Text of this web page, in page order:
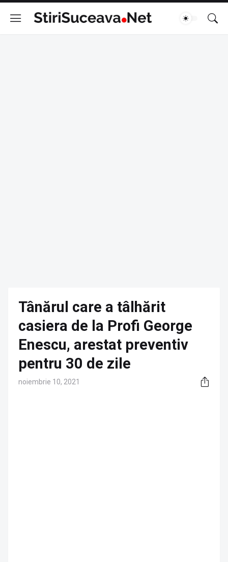
Tânărul care a tâlhărit
casiera de la Profi George
Enescu, arestat preventiv
pentru 30 de zile
noiembrie 10, 2021